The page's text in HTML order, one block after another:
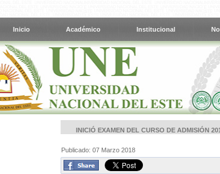
Inicio Académico Institucional
INICIÓ EXAMEN DEL CURSO DE ADMISIÓN
Publicado: 07 Marzo 2018